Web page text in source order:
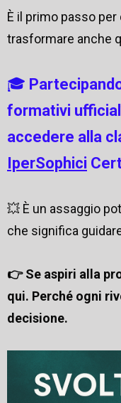
È il primo passo
trasformare anche
🎓
formativi
accedere alla
IperSophici
💥 È un assaggio
che significa
👉 Se aspiri alla
qui. Perché ogni
decisione.